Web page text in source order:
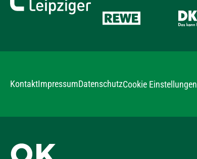
KontaktImpressumDatenschutzCookie Einstellungen